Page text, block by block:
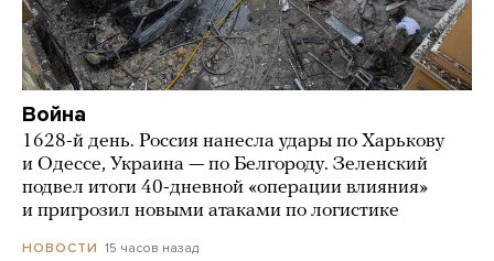
Война
1628-й день. Россия нанесла удары по Харькову
и Одессе, Украина — по Белгороду. Зеленский
подвел итоги 40-дневной «операции влияния»
и пригрозил новыми атаками по логистике
НОВОСТИ 15 часов назад